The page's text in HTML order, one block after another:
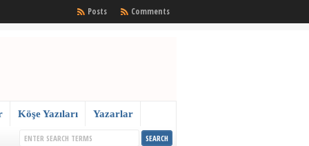
Comments
Posts
Köşe Yazıları Yazarlar